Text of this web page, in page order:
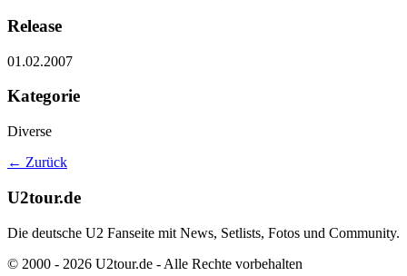
Release
01.02.2007
Kategorie
Diverse
← Zurück
U2tour.de
Die deutsche U2 Fanseite mit News, Setlists, Fotos und Community.
© 2000 - 2026 U2tour.de - Alle Rechte vorbehalten